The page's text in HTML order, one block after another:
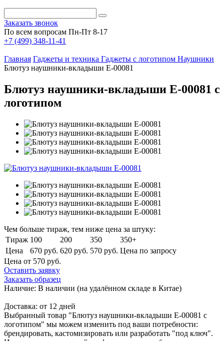
Заказать звонок
По всем вопросам Пн-Пт 8-17
+7 (499) 348-11-41
Главная Гаджеты и техника Гаджеты с логотипом Наушники
Блютуз наушники-вкладыши Е-00081
Блютуз наушники-вкладыши Е-00081 с
логотипом
Чем больше тираж, тем ниже цена за штуку:
Тираж 100 200 350
350+
Цена
670 руб. 620 руб. 570 руб. Цена по запросу
Цена от 570 руб.
Оставить заявку
Заказать образец
Наличие: В наличии (на удалённом складе в Китае)
Доставка: от 12 дней
Выбранный товар "Блютуз наушники-вкладыши Е-00081 с
логотипом" мы можем изменить под ваши потребности:
брендировать, кастомизировать или разработать "под ключ".